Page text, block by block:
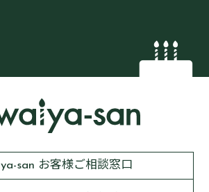
san お客様ご相談窓口